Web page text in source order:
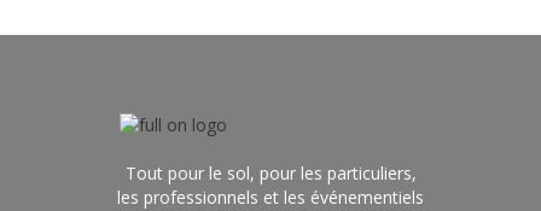
Tout pour le sol, pour les particuliers,
les professionnels et les événementiels